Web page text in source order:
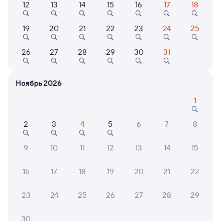
Найдём билет на поезд за вас
Даже если сейчас нет мест
Искать билеты
Путешественникам нравятся эти варианты
9,1
ibis Styles Челябинск
6 ⁠200 ⁠₽
Однокомнатная
2 ⁠832 ⁠₽
12 13 14 15 16 17 18
19 20 21 22 23 24 25
26 27 28 29 30 31
Ноябрь 2026
1
2 3 4 5 6 7 8
9 10 11 12 13 14 15
16 17 18 19 20 21 22
23 24 25 26 27 28 29
30